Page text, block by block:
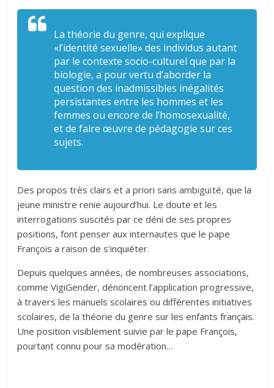
La théorie du genre, qui explique
«l’identité sexuelle» des individus autant
par le contexte socio-culturel que par la
biologie, a pour vertu d’aborder la
question des inadmissibles inégalités
persistantes entre les hommes et les
femmes ou encore de l’homosexualité,
et de faire œuvre de pédagogie sur ces
sujets.
Des propos très clairs et a priori sans ambiguïté, que la
jeune ministre renie aujourd’hui. Le doute et les
interrogations suscités par ce déni de ses propres
positions, font penser aux internautes que le pape
François a raison de s’inquiéter.
Depuis quelques années, de nombreuses associations,
comme VigiGender, dénoncent l’application progressive,
à travers les manuels scolaires ou différentes initiatives
scolaires, de la théorie du genre sur les enfants français.
Une position visiblement suivie par le pape François,
pourtant connu pour sa modération…